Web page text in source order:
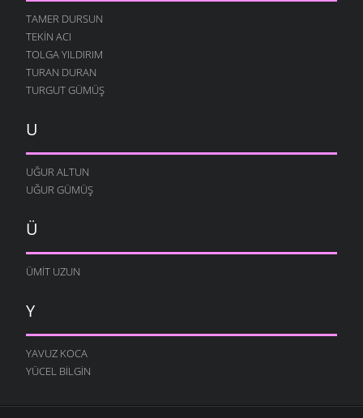
TAMER DURSUN
TEKIN ACI
TOLGA YILDIRIM
TURAN DURAN
TURGUT GÜMÜŞ
U
UĞUR ALTUN
UĞUR GÜMÜŞ
Ü
ÜMIT UZUN
Y
YAVUZ KOCA
YÜCEL BILGIN